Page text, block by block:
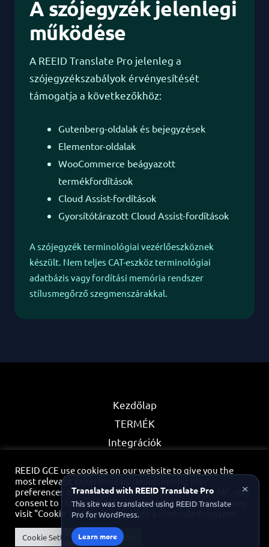
A szójegyzék jelenlegi
működése
A REEID Translate Pro jelenleg a
szójegyzékszabályok érvényesítését
támogatja a következőkhöz:
Gutenberg-oldalak és bejegyzések
Elementor-oldalak
WooCommerce beágyazott
termékfordítások
Cloud Assist-fordítások
Gyorsítótárazott Cloud Assist-fordítások
A szójegyzék terminológiai vezérlőeszköznek
készült. Nem teljes CAT-eszköz terminológiai
adatbázis vagy fordítási memória rendszer
stílusmegőrző szegmenszárakkal.
Kezdőlap
TERMÉK
Integrációk
Adatvédelmi irányelvek
Kapcsolat
Partnerportál
REEID GCE use cookies on our website to give you the
most relevant experience by remembering your
preferences and repeat visits. By clicking “Accept All”, you
consent to the use of ALL the cookies. However, you may
visit "Cookie Settings" to provide a controlled consent.
Cookie Settings Accept All
×
Translated with REEID Translate Pro
This site was translated using REEID Translate
Pro for WordPress.
Learn more